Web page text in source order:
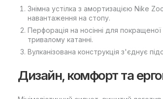
Знімна устілка з амортизацією Nike
навантаження на стопу.
Перфорація на носінні для
тривалому катанні.
Вулканізована конструкція з'єднує
Дизайн, комфорт та